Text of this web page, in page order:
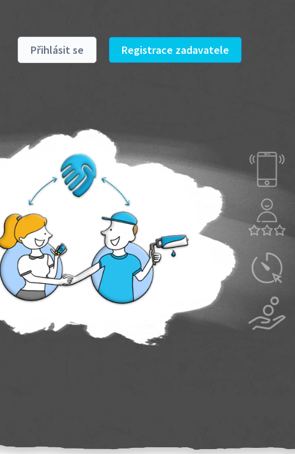
Přihlásit se Registrace zadavatele